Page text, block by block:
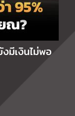
มีเงินไม่พอ